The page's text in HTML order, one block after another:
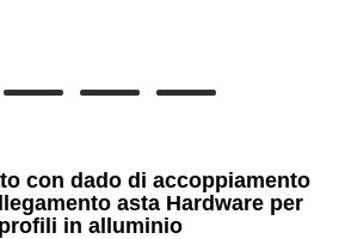
con dado di accoppiamento
asta Hardware per
in alluminio